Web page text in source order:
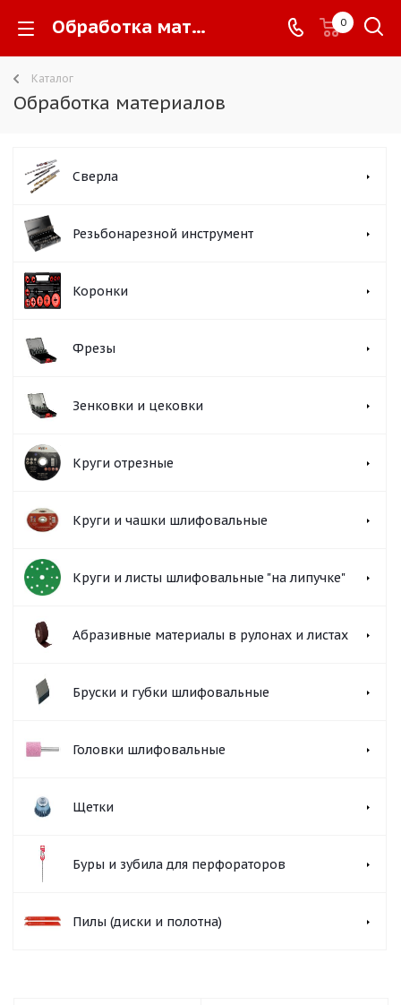
Обработка материалов - 0
Каталог
Обработка материалов
Сверла
Резьбонарезной инструмент
Коронки
Фрезы
Зенковки и цековки
Круги отрезные
Круги и чашки шлифовальные
Круги и листы шлифовальные "на липучке"
Абразивные материалы в рулонах и листах
Бруски и губки шлифовальные
Головки шлифовальные
Щетки
Буры и зубила для перфораторов
Пилы (диски и полотна)